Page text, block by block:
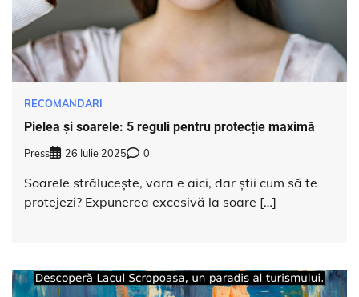
RECOMANDARI
Pielea și soarele: 5 reguli pentru protecție maximă
Press 26 Iulie 2025 0
Soarele strălucește, vara e aici, dar știi cum să te
protejezi? Expunerea excesivă la soare […]